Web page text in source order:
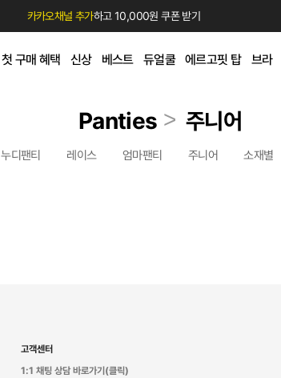
카카오채널 추가하고 10,000원 쿠폰 받기
첫 구매 혜택 신상 베스트 듀얼쿨 에르고핏 탑 브라
Panties > 주니어
누디팬티 레이스 엄마팬티 주니어 소재별
고객센터
1:1 채팅 상담 바로가기(클릭)